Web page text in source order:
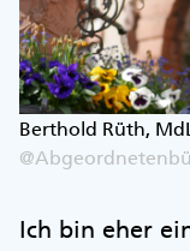
Berthold Rüth,
Ich bin eher